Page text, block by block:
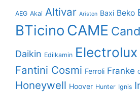
AEG Akai Altivar Ariston Baxi Beko
BTicino CAME
Daikin Edilkamin Electrolux
Fantini Cosmi Ferroli Franke
Honeywell Hoover Hunter Ignis